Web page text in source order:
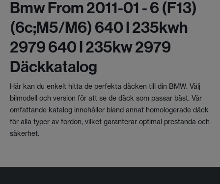
Bmw From 2011-01 - 6 (f13)
(6c;m5/m6) 640 I 235kwh
2979 640 I 235kw 2979
Däckkatalog
Här kan du enkelt hitta de perfekta däcken till din BMW. Välj
bilmodell och version för att se de däck som passar bäst. Vår
omfattande katalog innehåller bland annat homologerade däck
för alla typer av fordon, vilket garanterar optimal prestanda och
säkerhet.